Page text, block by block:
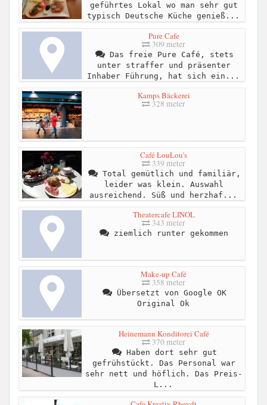
geführtes Lokal wo man sehr gut
typisch Deutsche Küche genieß...
Pure Cafe
309 meter
Das freie Pure Café, stets
unter straffer und präsenter
Inhaber Führung, hat sich ein...
Kamps Bäckerei
328 meter
Café LouLou's
339 meter
Total gemütlich und familiär,
leider was klein. Auswahl
ausreichend. Süß und herzhaf...
Theatercafe LINOL
343 meter
ziemlich runter gekommen
Make-up Café
358 meter
Übersetzt von Google OK
Original Ok
Heinemann Konditorei Café
370 meter
Haben dort sehr gut
gefrühstückt. Das Personal war
sehr nett und höflich. Das Preis-
L...